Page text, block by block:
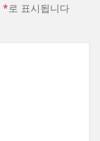
*로 표시됩니다